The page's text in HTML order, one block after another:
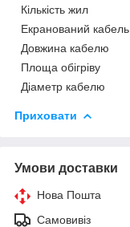
Кількість жил
Екранований кабель
Довжина кабелю
Площа обігріву
Діаметр кабелю
Приховати
Умови доставки
Нова Пошта
Самовивіз